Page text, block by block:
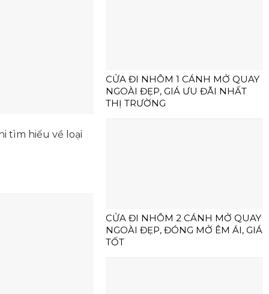
tìm hiểu về loại
CỬA ĐI NHÔM 1 CÁNH MỞ QUAY
NGOÀI ĐẸP, GIÁ ƯU ĐÃI NHẤT
THỊ TRƯỜNG
CỬA ĐI NHÔM 2 CÁNH MỞ QUAY
NGOÀI ĐẸP, ĐÓNG MỞ ÊM ÁI, GIÁ
TỐT